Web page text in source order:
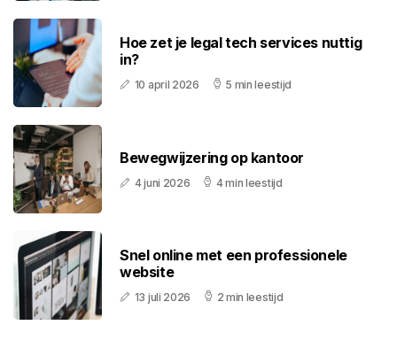
Hoe zet je legal tech services nuttig
in?
10 april 2026 5 min leestijd
Bewegwijzering op kantoor
4 juni 2026 4 min leestijd
Snel online met een professionele
website
13 juli 2026 2 min leestijd